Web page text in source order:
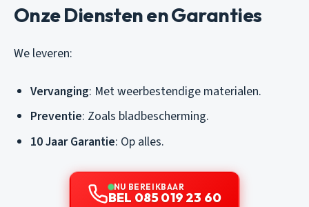
Onze Diensten en Garanties
We leveren:
Vervanging: Met weerbestendige materialen.
Preventie: Zoals bladbescherming.
10 Jaar Garantie: Op alles.
NU BEREIKBAAR
BEL 085 019 23 60